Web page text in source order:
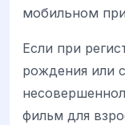
мобильном
Если при
рождения или
фильм для